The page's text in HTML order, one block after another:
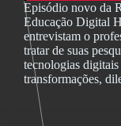
Episódio novo da
Educação Digital
entrevistam o
tratar de suas
tecnologias
transformações,